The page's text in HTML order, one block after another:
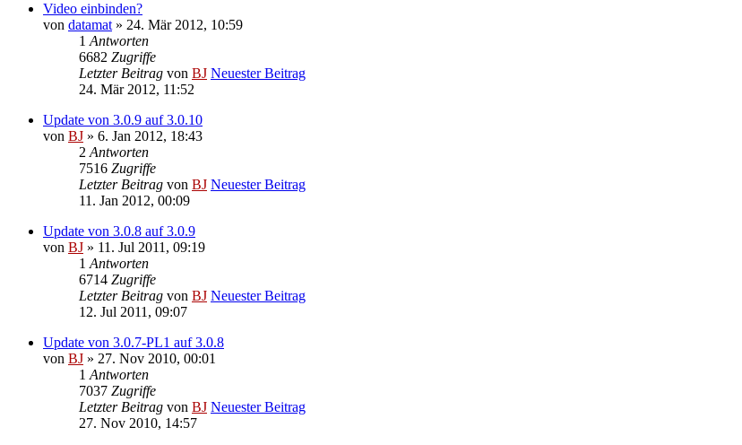
Video einbinden?
von datamat » 24. Mär 2012, 10:59
1 Antworten
6682 Zugriffe
Letzter Beitrag von BJ Neuester Beitrag
24. Mär 2012, 11:52
Update von 3.0.9 auf 3.0.10
von BJ » 6. Jan 2012, 18:43
2 Antworten
7516 Zugriffe
Letzter Beitrag von BJ Neuester Beitrag
11. Jan 2012, 00:09
Update von 3.0.8 auf 3.0.9
von BJ » 11. Jul 2011, 09:19
1 Antworten
6714 Zugriffe
Letzter Beitrag von BJ Neuester Beitrag
12. Jul 2011, 09:07
Update von 3.0.7-PL1 auf 3.0.8
von BJ » 27. Nov 2010, 00:01
1 Antworten
7037 Zugriffe
Letzter Beitrag von BJ Neuester Beitrag
27. Nov 2010, 14:57